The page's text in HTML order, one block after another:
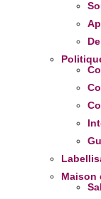
Maison